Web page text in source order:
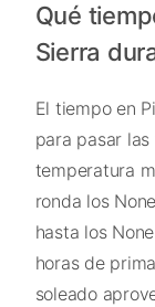
Qué
Sierra
El tiempo en
para pasar
temperatura
ronda los
hasta los
horas de
soleado